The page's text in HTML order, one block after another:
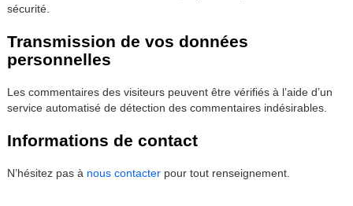
sécurité.
Transmission de vos données
personnelles
Les commentaires des visiteurs peuvent être vérifiés à l’aide d’un
service automatisé de détection des commentaires indésirables.
Informations de contact
N’hésitez pas à nous contacter pour tout renseignement.